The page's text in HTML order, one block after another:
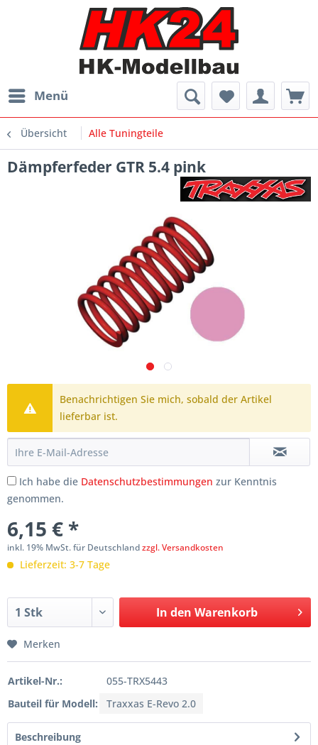
Menü
Übersicht Alle Tuningteile
Dämpferfeder GTR 5.4 pink
Benachrichtigen Sie mich, sobald der Artikel
lieferbar ist.
Ich habe die Datenschutzbestimmungen zur Kenntnis
genommen.
6,15 € *
inkl. 19% MwSt. für Deutschlandzzgl. Versandkosten
Lieferzeit: 3-7 Tage
In den Warenkorb
Merken
Artikel-Nr.:
055-TRX5443
Bauteil für Modell:
Traxxas E-Revo 2.0
Beschreibung